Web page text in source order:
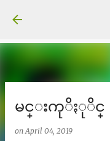
မင္းကုိႏုိင္ ●
onApril 04, 2019